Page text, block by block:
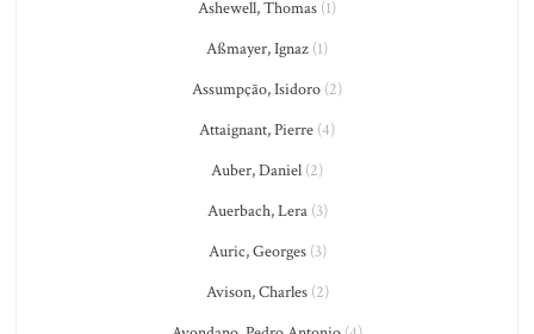
Ashewell, Thomas (1)
Aßmayer, Ignaz (1)
Assumpção, Isidoro (2)
Attaignant, Pierre (4)
Auber, Daniel (2)
Auerbach, Lera(3)
Auric, Georges(3)
Avison, Charles(2)